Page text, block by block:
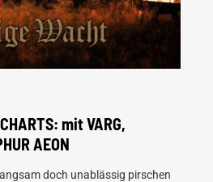
mit VARG,
AEON
doch unablässig pirschen